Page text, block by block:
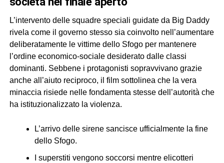
L’intervento delle squadre speciali guidate da Big Daddy
rivela come il governo stesso sia coinvolto nell’aumentare
deliberatamente le vittime dello Sfogo per mantenere
l’ordine economico-sociale desiderato dalle classi
dominanti. Sebbene i protagonisti sopravvivano grazie
anche all’aiuto reciproco, il film sottolinea che la vera
minaccia risiede nelle fondamenta stesse dell’autorità che
ha istituzionalizzato la violenza.
L’arrivo delle sirene sancisce ufficialmente la fine
dello Sfogo.
I superstiti vengono soccorsi mentre elicotteri